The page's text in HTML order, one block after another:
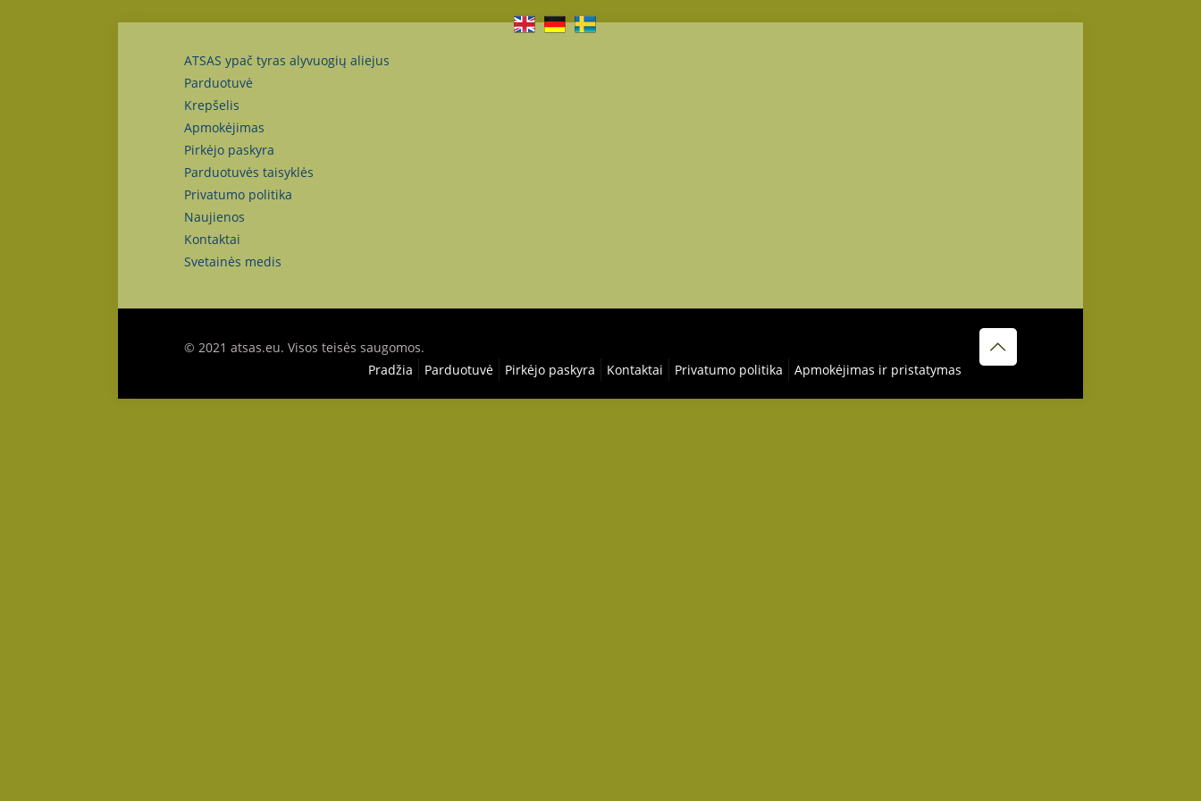
ATSAS ypač tyras alyvuogių aliejus
Parduotuvė
Krepšelis
Apmokėjimas
Pirkėjo paskyra
Parduotuvės taisyklės
Privatumo politika
Naujienos
Kontaktai
Svetainės medis
© 2021 atsas.eu. Visos teisės saugomos.
Pradžia
Parduotuvė Pirkėjo paskyra Kontaktai Privatumo politika Apmokėjimas ir pristatymas